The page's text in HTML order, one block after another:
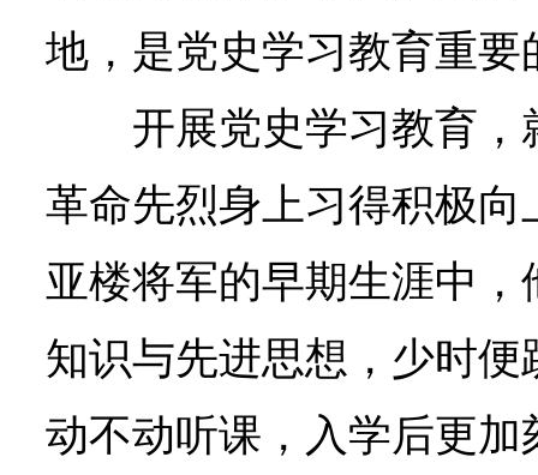
地，是党史学习教育重要
开展党史学习教育
革命先烈身上习得积极
亚楼将军的早期生涯中
知识与先进思想，少时
动不动听课，入学后更